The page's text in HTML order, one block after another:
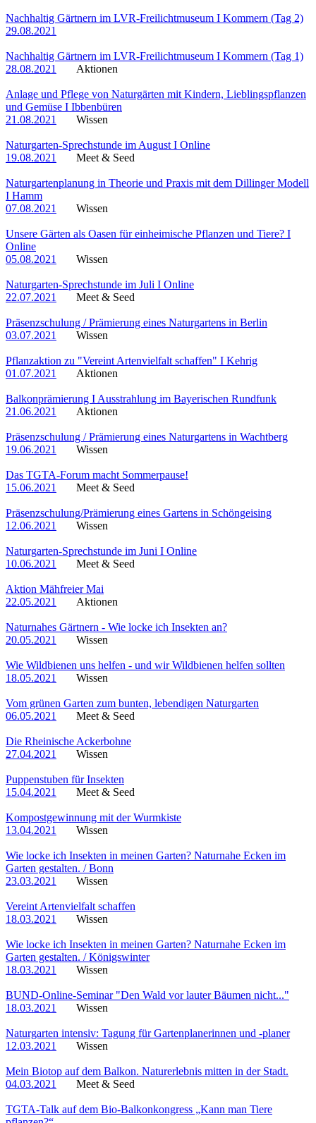
Nachhaltig Gärtnern im LVR-Freilichtmuseum I Kommern (Tag 2)
29.08.2021
Nachhaltig Gärtnern im LVR-Freilichtmuseum I Kommern (Tag 1)
28.08.2021
Aktionen
Anlage und Pflege von Naturgärten mit Kindern, Lieblingspflanzen
und Gemüse I Ibbenbüren
21.08.2021
Wissen
Naturgarten-Sprechstunde im August I Online
19.08.2021
Meet & Seed
Naturgartenplanung in Theorie und Praxis mit dem Dillinger Modell
I Hamm
07.08.2021
Wissen
Unsere Gärten als Oasen für einheimische Pflanzen und Tiere? I
Online
05.08.2021
Wissen
Naturgarten-Sprechstunde im Juli I Online
22.07.2021
Meet & Seed
Präsenzschulung / Prämierung eines Naturgartens in Berlin
03.07.2021
Wissen
Pflanzaktion zu "Vereint Artenvielfalt schaffen" I Kehrig
01.07.2021
Aktionen
Balkonprämierung I Ausstrahlung im Bayerischen Rundfunk
21.06.2021
Aktionen
Präsenzschulung / Prämierung eines Naturgartens in Wachtberg
19.06.2021
Wissen
Das TGTA-Forum macht Sommerpause!
15.06.2021
Meet & Seed
Präsenzschulung/Prämierung eines Gartens in Schöngeising
12.06.2021
Wissen
Naturgarten-Sprechstunde im Juni I Online
10.06.2021
Meet & Seed
Aktion Mähfreier Mai
22.05.2021
Aktionen
Naturnahes Gärtnern - Wie locke ich Insekten an?
20.05.2021
Wissen
Wie Wildbienen uns helfen - und wir Wildbienen helfen sollten
18.05.2021
Wissen
Vom grünen Garten zum bunten, lebendigen Naturgarten
06.05.2021
Meet & Seed
Die Rheinische Ackerbohne
27.04.2021
Wissen
Puppenstuben für Insekten
15.04.2021
Meet & Seed
Kompostgewinnung mit der Wurmkiste
13.04.2021
Wissen
Wie locke ich Insekten in meinen Garten? Naturnahe Ecken im
Garten gestalten. / Bonn
23.03.2021
Wissen
Vereint Artenvielfalt schaffen
18.03.2021
Wissen
Wie locke ich Insekten in meinen Garten? Naturnahe Ecken im
Garten gestalten. / Königswinter
18.03.2021
Wissen
BUND-Online-Seminar "Den Wald vor lauter Bäumen nicht..."
18.03.2021
Wissen
Naturgarten intensiv: Tagung für Gartenplanerinnen und -planer
12.03.2021
Wissen
Mein Biotop auf dem Balkon. Naturerlebnis mitten in der Stadt.
04.03.2021
Meet & Seed
TGTA-Talk auf dem Bio-Balkonkongress „Kann man Tiere